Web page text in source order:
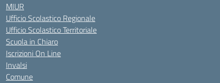
MIUR
Ufficio Scolastico Regionale
Ufficio Scolastico Territoriale
Scuola in Chiaro
Iscrizioni On Line
Invalsi
Comune